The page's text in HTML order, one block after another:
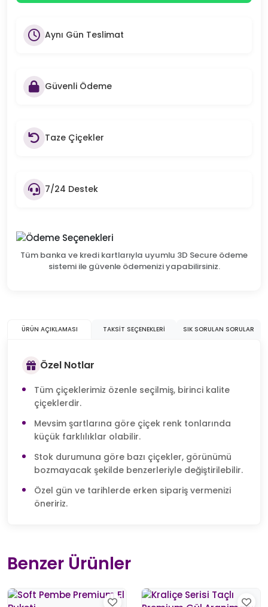
Aynı Gün Teslimat
Güvenli Ödeme
Taze Çiçekler
7/24 Destek
Tüm banka ve kredi kartlarıyla uyumlu 3D Secure ödeme
sistemi ile güvenle ödemenizi yapabilirsiniz.
ÜRÜN AÇIKLAMASI TAKSIT SEÇENEKLERI SIK SORULAN SORULAR
Özel Notlar
Tüm çiçeklerimiz özenle seçilmiş, birinci kalite
çiçeklerdir.
Mevsim şartlarına göre çiçek renk tonlarında
küçük farklılıklar olabilir.
Stok durumuna göre bazı çiçekler, görünümü
bozmayacak şekilde benzerleriyle değiştirilebilir.
Özel gün ve tarihlerde erken sipariş vermenizi
öneririz.
Benzer Ürünler